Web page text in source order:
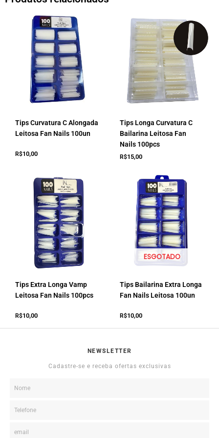
Tips Curvatura C Alongada
Leitosa Fan Nails 100un
R$10,00
Tips Longa Curvatura C
Bailarina Leitosa Fan
Nails 100pcs
R$15,00
Tips Extra Longa Vamp
Leitosa Fan Nails 100pcs
R$10,00
ESGOTADO
Tips Bailarina Extra Longa
Fan Nails Leitosa 100un
R$10,00
NEWSLETTER
Cadastre-se e receba ofertas exclusivas